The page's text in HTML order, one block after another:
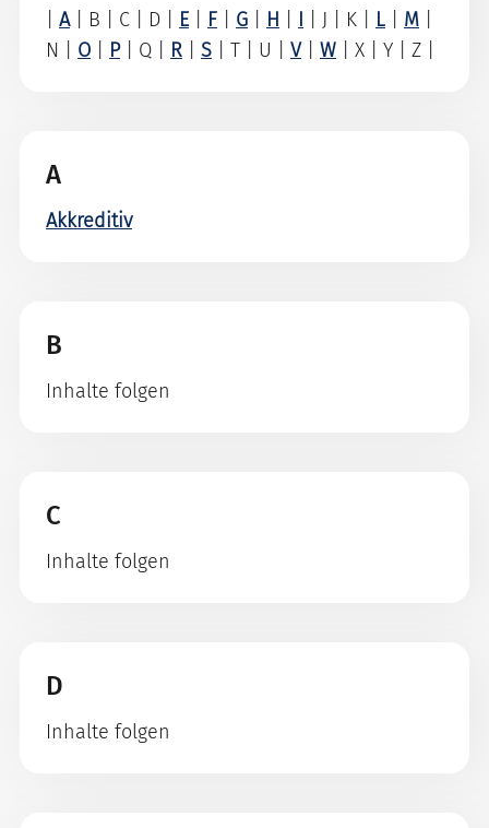
A| B | C | D | E| F G H I | J | K | L M
N | O P| Q | R S | T | U | V| W | X | Y | Z |
A
Akkreditiv
B
Inhalte folgen
C
Inhalte folgen
D
Inhalte folgen